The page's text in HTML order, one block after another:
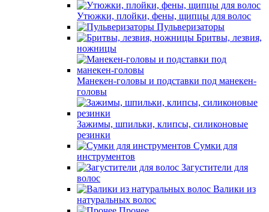
Утюжки, плойки, фены, щипцы для волос
Пульверизаторы
Бритвы, лезвия,
ножницы
Манекен-головы и подставки под манекен-
головы
Зажимы, шпильки, клипсы, силиконовые
резинки
Сумки для
инструментов
Загустители для
волос
Валики из
натуральных волос